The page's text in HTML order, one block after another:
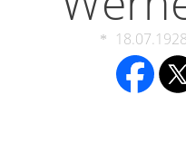
18.07.1928